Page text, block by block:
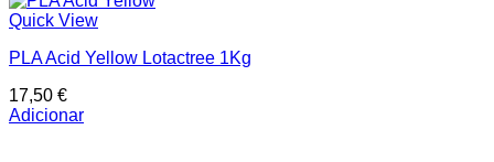
Quick View
PLA Acid Yellow Lotactree 1Kg
17,50 €
Adicionar